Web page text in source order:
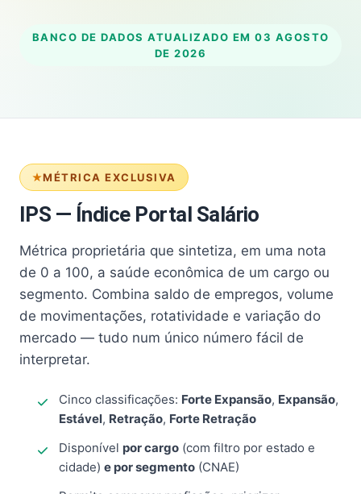
BANCO DE DADOS ATUALIZADO EM 03 AGOSTO
DE 2026
MÉTRICA EXCLUSIVA
IPS — Índice Portal Salário
Métrica proprietária que sintetiza, em uma nota
de 0 a 100, a saúde econômica de um cargo ou
segmento. Combina saldo de empregos, volume
de movimentações, rotatividade e variação do
mercado — tudo num único número fácil de
interpretar.
Cinco classificações: Forte Expansão, Expansão,
Estável, Retração, Forte Retração
Disponível por cargo (com filtro por estado e
cidade) e por segmento (CNAE)